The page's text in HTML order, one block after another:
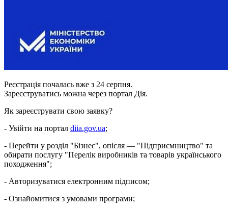
Реєстрація почалась вже з 24 серпня.
Зареєструватись можна через портал Дія.
Як зареєструвати свою заявку?
- Увійти на портал diia.gov.ua;
- Перейти у розділ "Бізнес", опісля — "Підприємництво" та
обирати послугу "Перелік виробників та товарів українського
походження";
- Авторизуватися електронним підписом;
- Ознайомитися з умовами програми;